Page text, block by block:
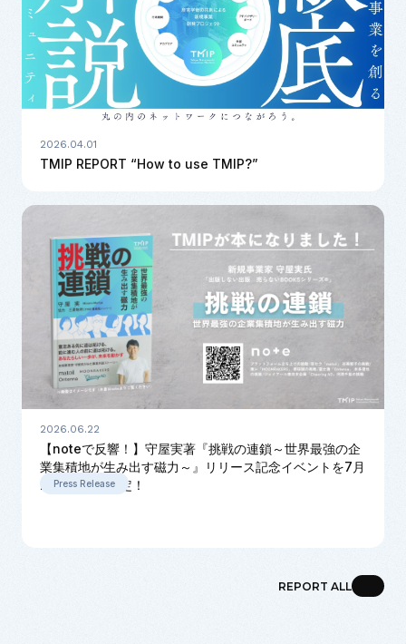
2026.04.01
TMIP REPORT “How to use TMIP?”
2026.06.22
【noteで反響！】守屋実著『挑戦の連鎖～世界最強の企
業集積地が生み出す磁力～』リリース記念イベントを7月
22日に開催決定！
Press Release
REPORT ALL